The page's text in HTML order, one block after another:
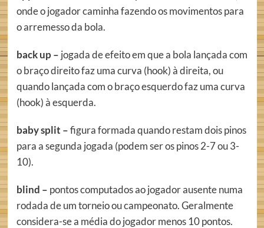
onde o jogador caminha fazendo os movimentos para
o arremesso da bola.
back up – jogada de efeito em que a bola lançada com
o braço direito faz uma curva (hook) à direita, ou
quando lançada com o braço esquerdo faz uma curva
(hook) à esquerda.
baby split –figura formada quando restam dois pinos
para a segunda jogada (podem ser os pinos 2-7 ou 3-
10).
blind – pontos computados ao jogador ausente numa
rodada de um torneio ou campeonato. Geralmente
considera-se a média do jogador menos 10 pontos.